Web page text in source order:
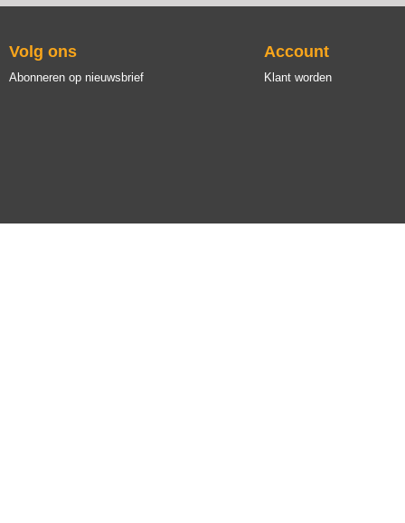
Volg ons
Abonneren op nieuwsbrief
Account
Klant worden